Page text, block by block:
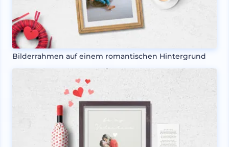
Bilderrahmen auf einem romantischen Hintergrund